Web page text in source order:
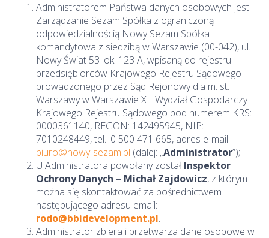
Administratorem Państwa danych osobowych jest
Zarządzanie Sezam Spółka z ograniczoną
odpowiedzialnością Nowy Sezam Spółka
komandytowa z siedzibą w Warszawie (00-042), ul.
Nowy Świat 53 lok. 123 A, wpisaną do rejestru
przedsiębiorców Krajowego Rejestru Sądowego
prowadzonego przez Sąd Rejonowy dla m. st.
Warszawy w Warszawie XII Wydział Gospodarczy
Krajowego Rejestru Sądowego pod numerem KRS:
0000361140, REGON: 142495945, NIP:
7010248449, tel.: 0 500 471 665, adres e-mail:
biuro@nowy-sezam.pl (dalej: „Administrator”);
U Administratora powołany został Inspektor
Ochrony Danych – Michał Zajdowicz, z którym
można się skontaktować za pośrednictwem
następującego adresu email:
rodo@bbidevelopment.pl.
Administrator zbiera i przetwarza dane osobowe w